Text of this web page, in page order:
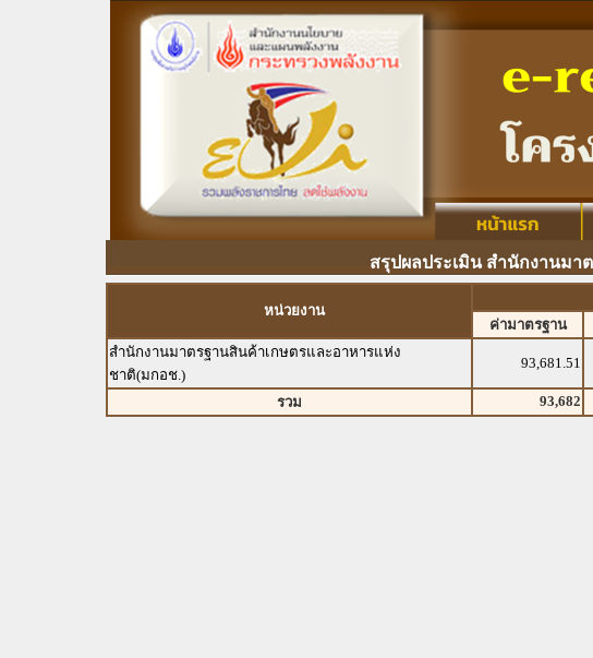
สรุปผลประเมิน สำนักงานมา
หน่วยงาน
ค่ามาตรฐาน
สำนักงานมาตรฐานสินค้าเกษตรและอาหารแห่ง
ชาติ(มกอช.)
93,681.51
รวม 93,682